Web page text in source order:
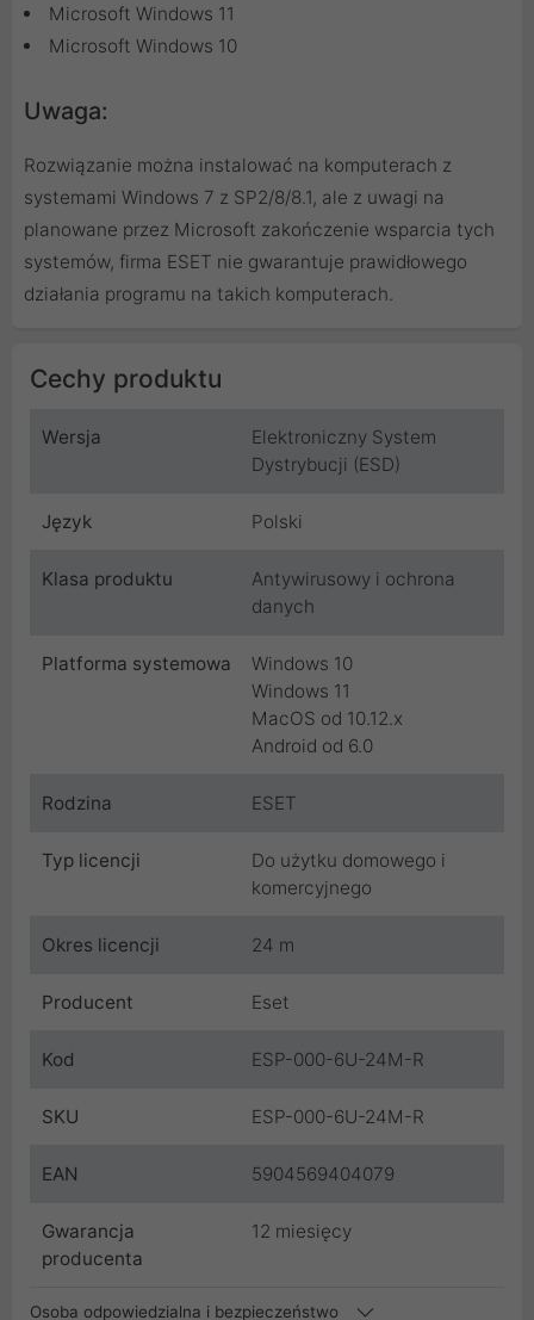
Microsoft Windows 11
Microsoft Windows 10
Uwaga:
Rozwiązanie można instalować na komputerach z
systemami Windows 7 z SP2/8/8.1, ale z uwagi na
planowane przez Microsoft zakończenie wsparcia tych
systemów, firma ESET nie gwarantuje prawidłowego
działania programu na takich komputerach.
Cechy produktu
Wersja
Elektroniczny System
Dystrybucji (ESD)
Język Polski
Klasa produktu
Antywirusowy i ochrona
danych
Platforma systemowa
Windows 10
Windows 11
MacOS od 10.12.x
Android od 6.0
Rodzina ESET
Typ licencji
Do użytku domowego i
komercyjnego
Okres licencji 24 m
Producent Eset
Kod ESP-000-6U-24M-R
SKU ESP-000-6U-24M-R
EAN 5904569404079
Gwarancja
producenta
12 miesięcy
Osoba odpowiedzialna i bezpieczeństwo